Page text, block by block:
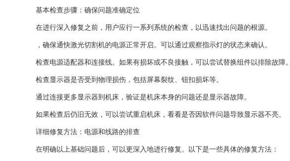
基本检查步骤：确保问题准确定位
在进行深入修复之前，用户应行一系列系统的检查，以迅速找出问题的根源。
，确保通快激光切割机的电源正常开启。可以通过观察指示灯的状态来确认。
检查电源适配器和连接线。如果有损坏或不良接触，可以尝试替换组件以排除故障。
检查显示器是否受到物理损伤，包括屏幕裂纹、钮扣损坏等。
通过连接更多显示器到机床，验证是机床本身的问题还是显示器故障。
如果检查后仍旧无效，可以尝试重启机床，看看是否因软件问题导致显示器不亮。
详细修复方法：电源和线路的排查
在明确以上基础问题后，可以更深入地进行修复。以下是一些具体的修复方法：